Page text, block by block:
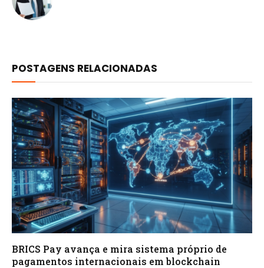
POSTAGENS RELACIONADAS
BRICS Pay avança e mira sistema próprio de
pagamentos internacionais em blockchain